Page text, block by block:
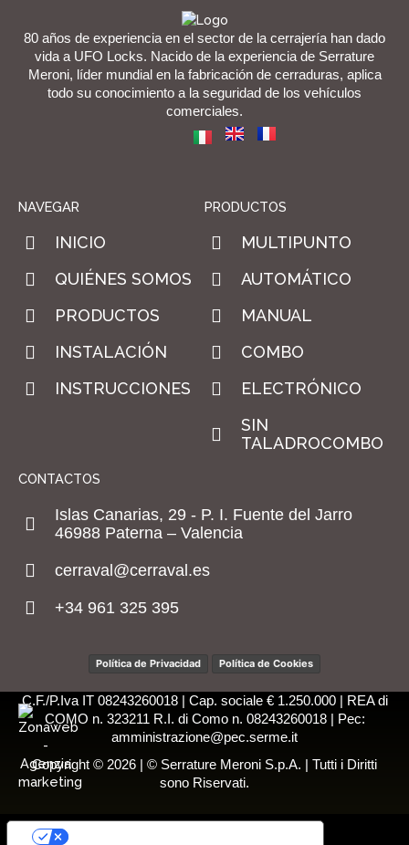
80 años de experiencia en el sector de la cerrajería han dado
vida a UFO Locks. Nacido de la experiencia de Serrature
Meroni, líder mundial en la fabricación de cerraduras, aplica
todo su conocimiento a la seguridad de los vehículos
comerciales.
NAVEGAR
INICIO
QUIÉNES SOMOS
PRODUCTOS
INSTALACIÓN
INSTRUCCIONES
PRODUCTOS
MULTIPUNTO
AUTOMÁTICO
MANUAL
COMBO
ELECTRÓNICO
SIN
TALADROCOMBO
CONTACTOS
Islas Canarias, 29 - P. I. Fuente del Jarro
46988 Paterna – Valencia
cerraval@cerraval.es
+34 961 325 395
Política de Privacidad Política de Cookies
C.F./P.Iva IT 08243260018 | Cap. sociale € 1.250.000 | REA di
COMO n. 323211 R.I. di Como n. 08243260018 | Pec:
amministrazione@pec.serme.it
Copyright © 2026 | © Serrature Meroni S.p.A. | Tutti i Diritti
sono Riservati.
SUS OPCIONES DE PRIVACIDAD